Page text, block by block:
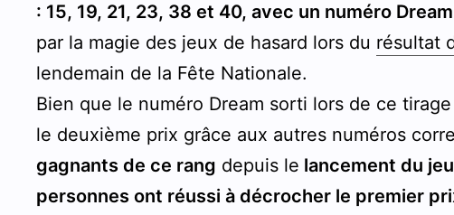
: 15, 19, 21, 23, 38 et 40, avec un numéro
par la magie des jeux de hasard lors du résultat
lendemain de la Fête Nationale.
Bien que le numéro Dream sorti lors de ce
le deuxième prix grâce aux autres numéros
gagnants de ce rang depuis le lancement du
personnes ont réussi à décrocher le premier